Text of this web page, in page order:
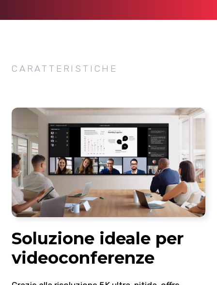
CARATTERISTICHE
Soluzione ideale per
videoconferenze